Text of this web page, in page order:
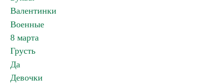
Валентинки
Военные
8 марта
Грусть
Да
Девочки